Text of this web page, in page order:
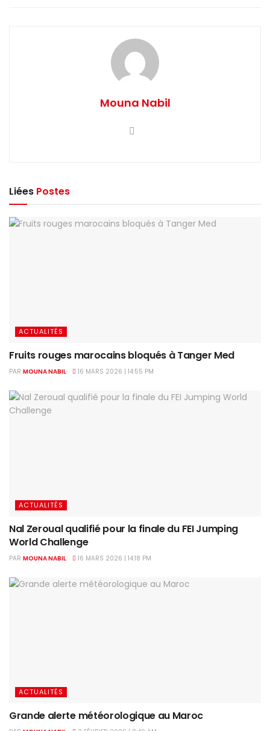
Mouna Nabil
Liées Postes
ACTUALITÉS
Fruits rouges marocains bloqués à Tanger Med
PAR MOUNA NABIL 16 MARS 2026 | 14:55 PM
ACTUALITÉS
Nal Zeroual qualifié pour la finale du FEI Jumping
World Challenge
PAR MOUNA NABIL 16 MARS 2026 | 14:18 PM
ACTUALITÉS
Grande alerte météorologique au Maroc